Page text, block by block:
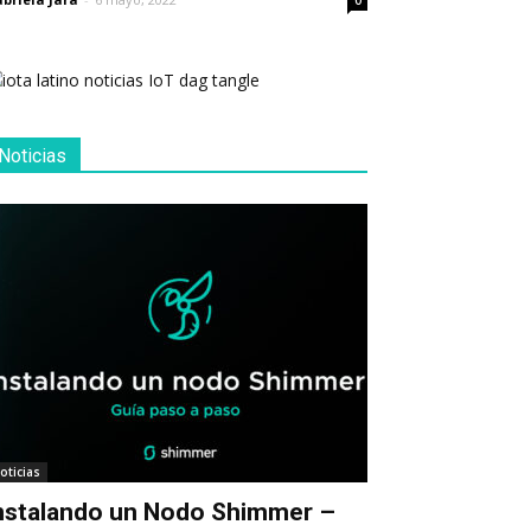
un Nodo Shimmer –